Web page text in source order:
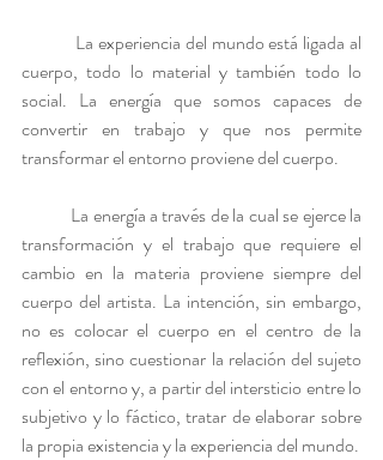
La experiencia del mundo está ligada al
cuerpo, todo lo material y también todo lo
social. La energía que somos capaces de
convertir en trabajo y que nos permite
transformar el entorno proviene del cuerpo.
La energía a través de la cual se ejerce la
transformación y el trabajo que requiere el
cambio en la materia proviene siempre del
cuerpo del artista. La intención, sin embargo,
no es colocar el cuerpo en el centro de la
reflexión, sino cuestionar la relación del sujeto
con el entorno y, a partir del intersticio entre lo
subjetivo y lo fáctico, tratar de elaborar sobre
la propia existencia y la experiencia del mundo.